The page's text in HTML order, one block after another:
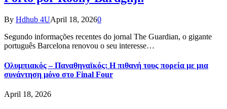
By Hdhub 4UApril 18, 20260
Segundo informações recentes do jornal The Guardian, o gigante
português Barcelona renovou o seu interesse…
Ολυμπιακός – Παναθηναϊκός: Η πιθανή τους πορεία με μια
συνάντηση μόνο στο Final Four
April 18, 2026